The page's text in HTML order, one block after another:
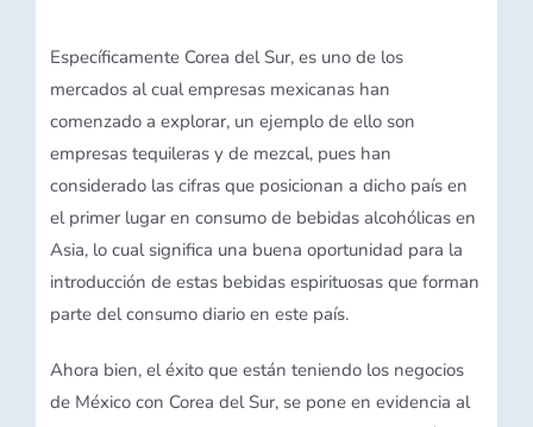
Específicamente Corea del Sur, es uno de los
mercados al cual empresas mexicanas han
comenzado a explorar, un ejemplo de ello son
empresas tequileras y de mezcal, pues han
considerado las cifras que posicionan a dicho país en
el primer lugar en consumo de bebidas alcohólicas en
Asia, lo cual significa una buena oportunidad para la
introducción de estas bebidas espirituosas que forman
parte del consumo diario en este país.
Ahora bien, el éxito que están teniendo los negocios
de México con Corea del Sur, se pone en evidencia al